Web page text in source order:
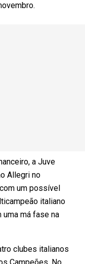
a Juve
Allegri no
um possível
italiano
má fase na
clubes italianos